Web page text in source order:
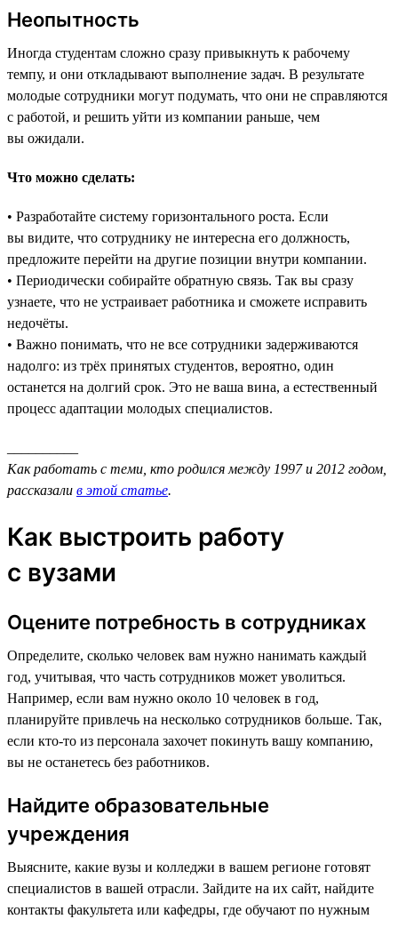
Неопытность
Иногда студентам сложно сразу привыкнуть к рабочему
темпу, и они откладывают выполнение задач. В результате
молодые сотрудники могут подумать, что они не справляются
с работой, и решить уйти из компании раньше, чем
вы ожидали.
Что можно сделать:
• Разработайте систему горизонтального роста. Если
вы видите, что сотруднику не интересна его должность,
предложите перейти на другие позиции внутри компании.
• Периодически собирайте обратную связь. Так вы сразу
узнаете, что не устраивает работника и сможете исправить
недочёты.
• Важно понимать, что не все сотрудники задерживаются
надолго: из трёх принятых студентов, вероятно, один
останется на долгий срок. Это не ваша вина, а естественный
процесс адаптации молодых специалистов.
Как работать с теми, кто родился между 1997 и 2012 годом,
рассказали в этой статье.
Как выстроить работу
с вузами
Оцените потребность в сотрудниках
Определите, сколько человек вам нужно нанимать каждый
год, учитывая, что часть сотрудников может уволиться.
Например, если вам нужно около 10 человек в год,
планируйте привлечь на несколько сотрудников больше. Так,
если кто-то из персонала захочет покинуть вашу компанию,
вы не останетесь без работников.
Найдите образовательные
учреждения
Выясните, какие вузы и колледжи в вашем регионе готовят
специалистов в вашей отрасли. Зайдите на их сайт, найдите
контакты факультета или кафедры, где обучают по нужным